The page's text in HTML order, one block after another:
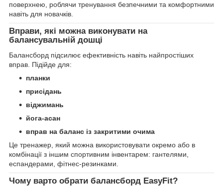
поверхнею, роблячи тренування безпечними та комфортними
навіть для новачків.
Вправи, які можна виконувати на
балансувальній дошці
Балансборд підсилює ефективність навіть найпростіших
вправ. Підійде для:
планки
присідань
віджимань
йога-асан
вправ на баланс із закритими очима
Це тренажер, який можна використовувати окремо або в
комбінації з іншим спортивним інвентарем: гантелями,
еспандерами, фітнес-резинками.
Чому варто обрати балансборд EasyFit?